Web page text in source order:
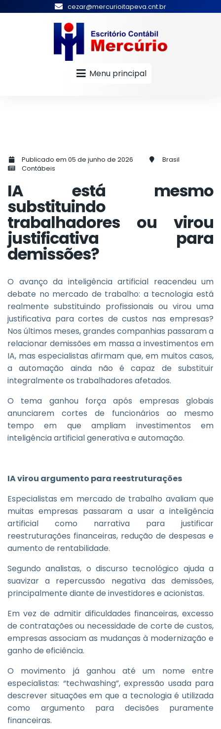
cezar@mercurioitapeva.cnt.br
Menu principal
Publicado em 05 de junho de 2026
Brasil
Contábeis
IA está mesmo
substituindo
trabalhadores ou virou
justificativa para
demissões?
O avanço da inteligência artificial reacendeu um
debate no mercado de trabalho: a tecnologia está
realmente substituindo profissionais ou virou uma
justificativa para cortes de custos nas empresas?
Nos últimos meses, grandes companhias passaram a
relacionar demissões em massa a investimentos em
IA, mas especialistas afirmam que, em muitos casos,
a automação ainda não é capaz de substituir
integralmente os trabalhadores afetados.
O tema ganhou força após empresas globais
anunciarem cortes de funcionários ao mesmo
tempo em que ampliam investimentos em
inteligência artificial generativa e automação.
IA virou argumento para reestruturações
Especialistas em mercado de trabalho avaliam que
muitas empresas passaram a usar a inteligência
artificial como narrativa para justificar
reestruturações financeiras, redução de despesas e
aumento de rentabilidade.
Segundo analistas, o discurso tecnológico ajuda a
suavizar a repercussão negativa das demissões,
principalmente diante de investidores e acionistas.
Em vez de admitir dificuldades financeiras, excesso
de contratações ou necessidade de corte de custos,
empresas associam as mudanças à modernização e
ganho de eficiência.
O movimento já ganhou até um nome entre
especialistas: “techwashing”, expressão usada para
descrever situações em que a tecnologia é utilizada
como argumento para decisões puramente
financeiras.